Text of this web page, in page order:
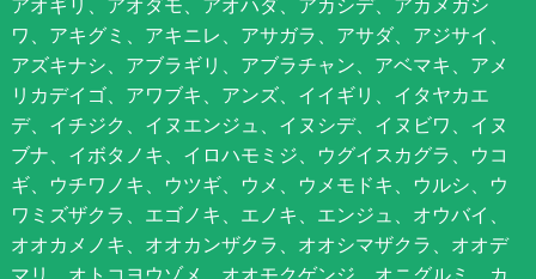
ワ、アキグミ、アキニレ、アサガラ、アサダ、アジサイ、
アズキナシ、アブラギリ、アブラチャン、アベマキ、アメ
リカデイゴ、アワブキ、アンズ、イイギリ、イタヤカエ
デ、イチジク、イヌエンジュ、イヌシデ、イヌビワ、イヌ
ブナ、イボタノキ、イロハモミジ、ウグイスカグラ、ウコ
ギ、ウチワノキ、ウツギ、ウメ、ウメモドキ、ウルシ、ウ
ワミズザクラ、エゴノキ、エノキ、エンジュ、オウバイ、
オオカメノキ、オオカンザクラ、オオシマザクラ、オオデ